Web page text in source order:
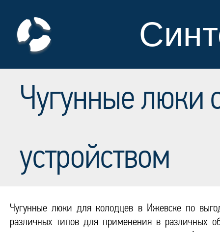
Чугунные люки
устройством
Чугунные люки для колодцев в Ижевске по
различных типов для применения в различных